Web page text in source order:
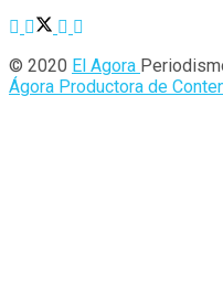
© 2020 El Agora
Ágora Productora de